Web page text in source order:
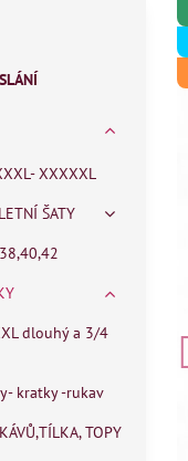
XXXXXL
ŠATY
dlouhý a 3/4
kratky -rukav
TOPY